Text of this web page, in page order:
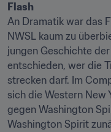
Flash
An Dramatik war das
NWSL kaum zu
jungen Geschichte
entschieden, wer die
strecken darf. Im
sich die Western New
gegen Washington
Washington Spirit